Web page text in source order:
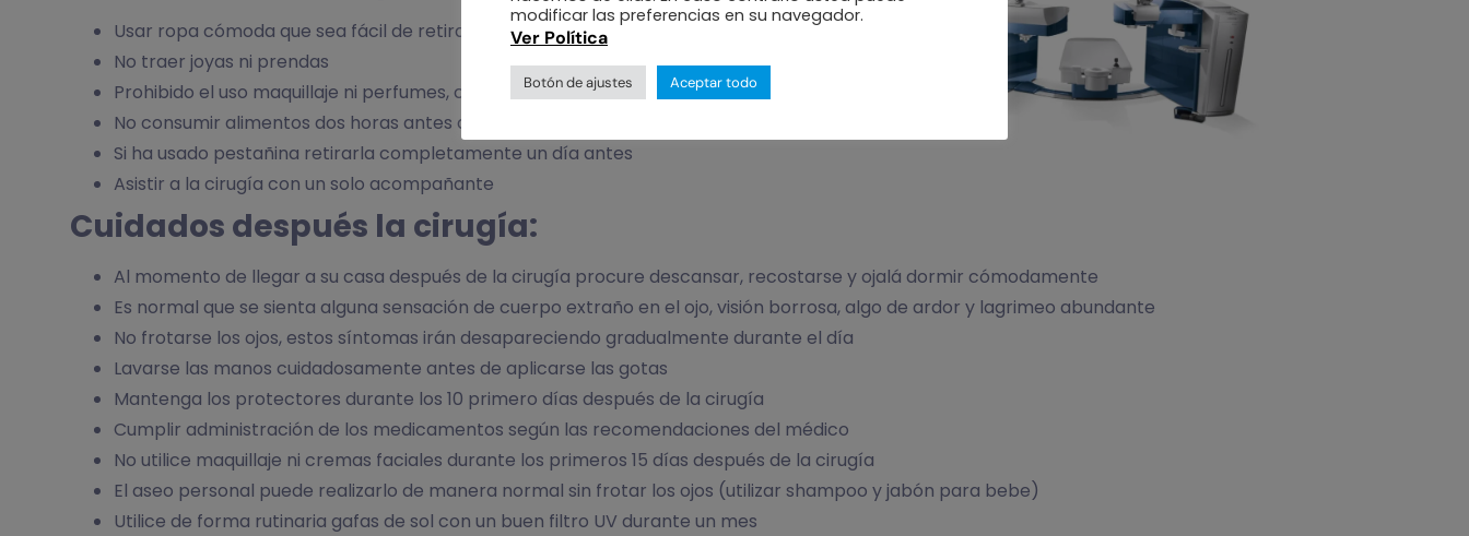
Usar ropa cómoda que sea fácil de retirar y colocar
No traer joyas ni prendas
Prohibido el uso maquillaje ni perfumes, colonias etc.
No consumir alimentos dos horas antes de la cirugía
Si ha usado pestañina retirarla completamente un día antes
Asistir a la cirugía con un solo acompañante
Cuidados después la cirugía:
Al momento de llegar a su casa después de la cirugía procure descansar, recostarse y ojalá dormir cómodamente
Es normal que se sienta alguna sensación de cuerpo extraño en el ojo, visión borrosa, algo de ardor y lagrimeo abundante
No frotarse los ojos, estos síntomas irán desapareciendo gradualmente durante el día
Lavarse las manos cuidadosamente antes de aplicarse las gotas
Mantenga los protectores durante los 10 primero días después de la cirugía
Cumplir administración de los medicamentos según las recomendaciones del médico
No utilice maquillaje ni cremas faciales durante los primeros 15 días después de la cirugía
El aseo personal puede realizarlo de manera normal sin frotar los ojos (utilizar shampoo y jabón para bebe)
Utilice de forma rutinaria gafas de sol con un buen filtro UV durante un mes
modificar las preferencias en su navegador.
Ver Política
Botón de ajustes Aceptar todo